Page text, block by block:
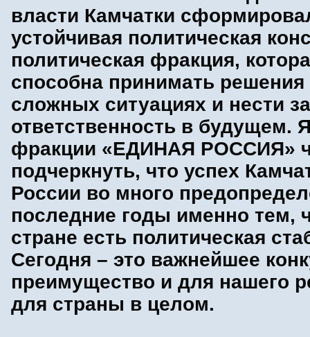
власти Камчатки
устойчивая политическая
политическая фракция,
способна принимать решения
сложных ситуациях и нести
ответственность в будущем.
фракции «ЕДИНАЯ РОССИЯ»
подчеркнуть, что успех
России во много
последние годы именно тем,
стране есть политическая
Сегодня – это важнейшее
преимущество и для нашего
для страны в целом.